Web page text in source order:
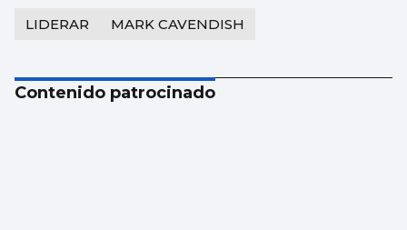
LIDERAR MARK CAVENDISH
Contenido patrocinado